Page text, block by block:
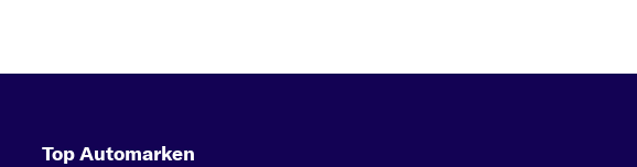
Top Automarken